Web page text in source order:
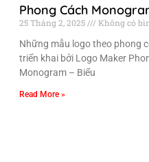
Phong Cách
25 Tháng 2, 2025
Không có
Những mẫu logo theo phong
triển khai bởi Logo Maker
Monogram – Biểu
Read More »